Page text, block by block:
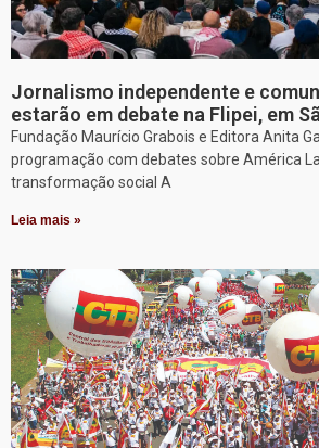
Jornalismo independente e
estarão em debate na Flipei, em
Fundação Maurício Grabois e Editora Anita
programação com debates sobre América
transformação social A
Leia mais »